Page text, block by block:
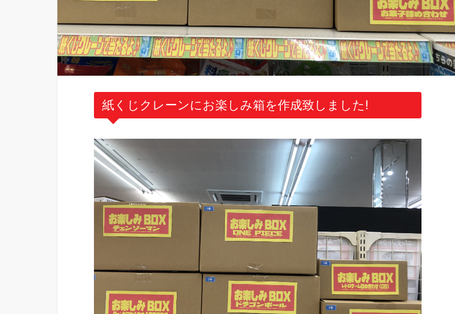
紙くじクレーンにお楽しみ箱を作成致しました!